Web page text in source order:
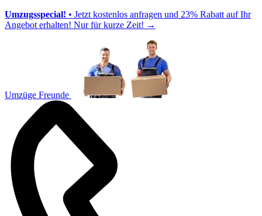
Umzugsspecial! • Jetzt kostenlos anfragen und 23% Rabatt auf Ihr
Angebot erhalten! Nur für kurze Zeit! →
Umzüge Freunde